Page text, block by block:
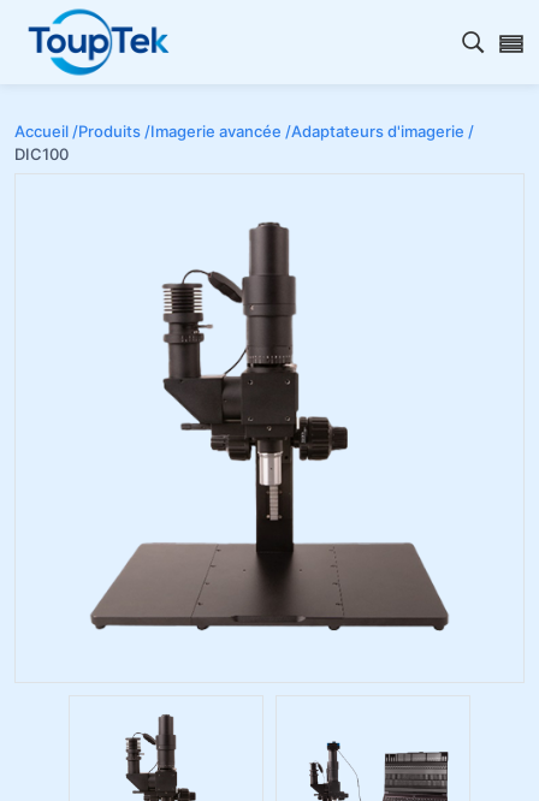
Ouvrir
Accueil /Produits /Imagerie avancée /Adaptateurs d'imagerie /
DIC100